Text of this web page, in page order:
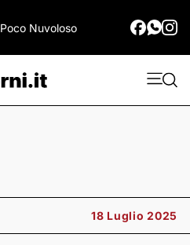
Poco Nuvoloso
18 Luglio 2025